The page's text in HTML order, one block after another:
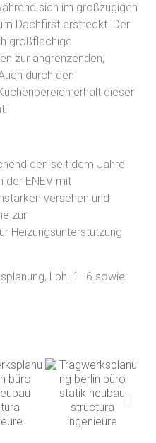
sich im großzügigen
Dachfirst erstreckt. Der
großflächige
zur angrenzenden,
durch den
erhält dieser
den seit dem Jahre
der ENEV mit
versehen und
zur
Heizungsunterstützung
Lph. 1–6 sowie